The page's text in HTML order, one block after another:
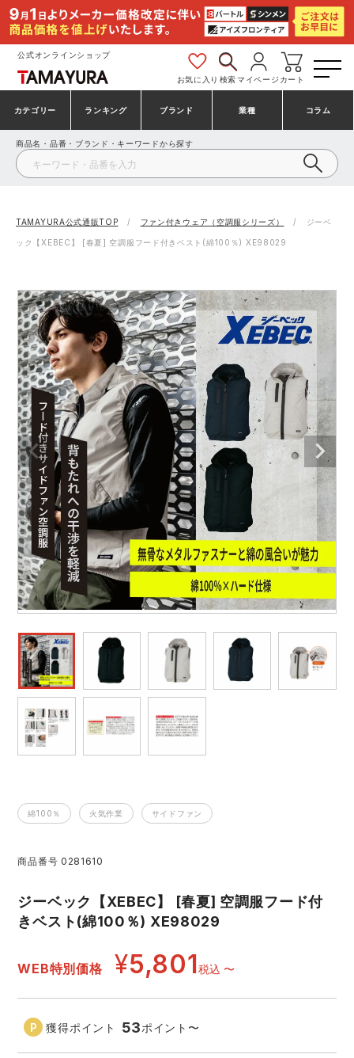
公式オンラインショップ
お気に入り 検索マイページ カート
カテゴリー
安全靴・作業靴
事務服・オフィスウェア
防寒着
作業用手袋
アウトドア・スポーツ
ワークスーツ
コンプレッションウェア
作業用ポロシャツ
安全保護具
レインウェア・カッパ
ヤッケ
刺繍・プリント加工対象商品
ランキング
安全靴ランキング
安全靴スニーカーランキング
アシックス安全靴ランキング
ミズノ安全靴ランキング
作業着ランキング
アウトドアウェアランキング
つなぎランキング
空調服ランキング
コンプレッションウェアランキング
作業用ポロシャツランキング
作業用手袋ランキング
レインウェアランキング
アイトス ランキング
ジーベック ランキング
作業着
ブランド
アシックス
プーマ コンバース（CONVERSE）
アイズフロンティア TSDESIGN
寅壱 アイトス株式会社
コーコス ジーベック
クロダルマ 桑和
山田辰 クレヒフク
おたふく手袋 マック
住商モンブラン ボンマックス
GUSH FORCE CUP
GDジャパン カーシーカシマ
シンメン 日進ゴム
エアークラフト 自重堂
サーヴォ セロリー 大阪支店
アタックベース サンエス
業種
建設・建築作業服
製造・工場作業服
大工・鳶作業服
農作業服
電気・設備作業服
配達・営業作業服
自動車整備士作業服
DIY・日曜大工作業服
飲食店ユニフォーム
運送・倉庫作業服
清掃・ビルメンテ作業服
夜間・高視認性安全服
コラム
商品名・品番・ブランド・キーワードから探す
TAMAYURA公式通販TOP ファン付きウェア（空調服シリーズ） ジーベ
ック【XEBEC】 [春夏] 空調服フード付きベスト(綿100％) XE98029
綿100％ 火気作業 サイドファン
商品番号 0281610
ジーベック【XEBEC】 [春夏] 空調服フード付
きベスト(綿100％) XE98029
WEB特別価格 ¥5,801税込 〜
獲得ポイント 53ポイント 〜